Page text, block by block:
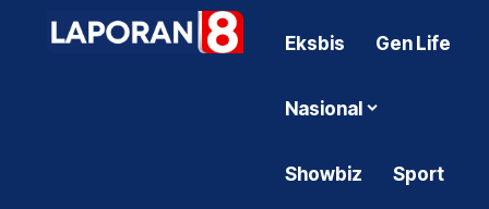
Eksbis Gen Life
Nasional
Showbiz Sport